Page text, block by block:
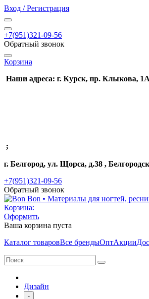
Вход / Регистрация
+7(951)321-09-56
Обратный звонок
Корзина
Наши адреса: г. Курск, пр. Клыкова,
;
г. Белгород, ул. Щорса, д.38 ,
+7(951)321-09-56
Обратный звонок
Корзина:
Оформить
Ваша корзина пуста
Каталог товаровВсе брендыОптАкции
Дизайн
-